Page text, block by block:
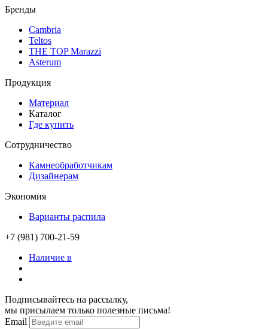
Бренды
Cambria
Teltos
THE TOP Marazzi
Asterum
Продукция
Материал
Каталог
Где купить
Сотрудничество
Камнеобработчикам
Дизайнерам
Экономия
Варианты распила
+7 (981) 700-21-59
Наличие в
Подписывайтесь на рассылку,
мы присылаем только полезные письма!
Email